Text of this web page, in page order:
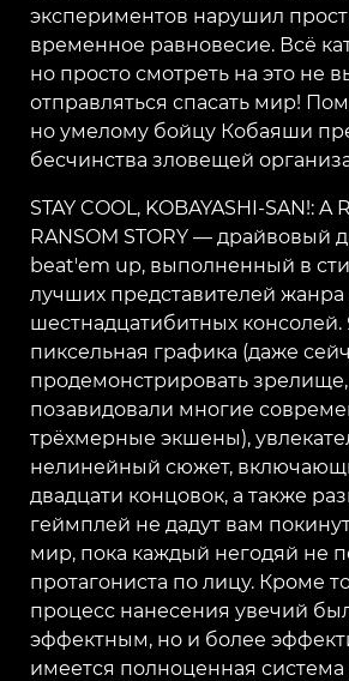
экспериментов нарушил
временное равновесие. Всё
но просто смотреть на это не
отправляться спасать мир!
но умелому бойцу Кобаяши
бесчинства зловещей
STAY COOL, KOBAYASHI-SAN!: A
RANSOM STORY — драйвовый
beat'em up, выполненный в
лучших представителей жанра
шестнадцатибитных консолей.
пиксельная графика (даже
продемонстрировать
позавидовали многие
трёхмерные экшены),
нелинейный сюжет,
двадцати концовок, а также
геймплей не дадут вам
мир, пока каждый негодяй не
протагониста по лицу. Кроме
процесс нанесения увечий
эффектным, но и более
имеется полноценная система